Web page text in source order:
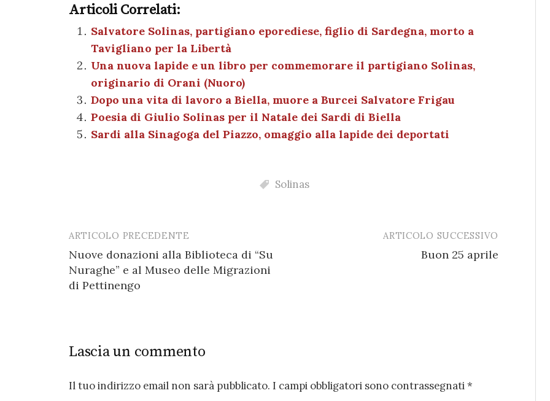
c
e
b
o
o
k
it
te
r
er
es
t
s
A
p
p
n
g
er
gr
m
e
n
k l di
vi
di
Articoli Correlati:
Salvatore Solinas, partigiano eporediese, figlio di Sardegna, morto a
Tavigliano per la Libertà
Una nuova lapide e un libro per commemorare il partigiano Solinas,
originario di Orani (Nuoro)
Dopo una vita di lavoro a Biella, muore a Burcei Salvatore Frigau
Poesia di Giulio Solinas per il Natale dei Sardi di Biella
Sardi alla Sinagoga del Piazzo, omaggio alla lapide dei deportati
Solinas
Post
navigation
ARTICOLO PRECEDENTE
Nuove donazioni alla Biblioteca di “Su
Nuraghe” e al Museo delle Migrazioni
di Pettinengo
ARTICOLO SUCCESSIVO
Buon 25 aprile
Lascia un commento
Il tuo indirizzo email non sarà pubblicato. I campi obbligatori sono contrassegnati*